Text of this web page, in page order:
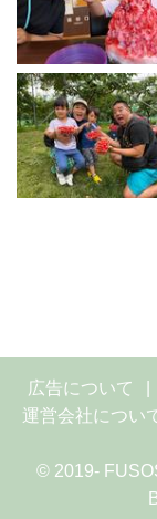
広告について
運営会社につい
© 2019-